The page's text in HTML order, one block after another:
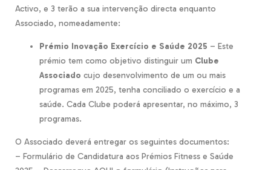
Activo, e 3 terão a sua intervenção directa enquanto
Associado, nomeadamente:
Prémio Inovação Exercício e Saúde 2025 – Este
prémio tem como objetivo distinguir um Clube
Associado cujo desenvolvimento de um ou mais
programas em 2025, tenha conciliado o exercício e a
saúde. Cada Clube poderá apresentar, no máximo, 3
programas.
O Associado deverá entregar os seguintes documentos:
– Formulário de Candidatura aos Prémios Fitness e Saúde